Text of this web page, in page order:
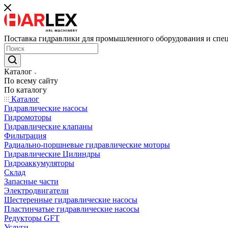
Поставка гидравлики для промышленного оборудования и
Каталог
По всему сайту
По каталогу
Каталог
Гидравлические насосы
Гидромоторы
Гидравлические клапаны
Фильтрация
Радиально-поршневые гидравлические моторы
Гидравлические Цилиндры
Гидроаккумуляторы
Склад
Запасные части
Электродвигатели
Шестеренные гидравлические насосы
Пластинчатые гидравлические насосы
Редукторы GFT